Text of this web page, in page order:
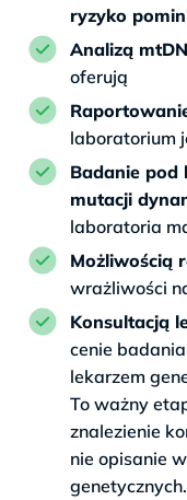
ryzyko
Analizą
oferują
laboratorium
Badanie pod
mutacji
laboratoria
Możliwością
wrażliwości
Konsultacją
cenie
lekarzem
To ważny
znalezienie
nie opisanie